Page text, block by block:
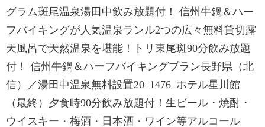
グラム斑尾温泉湯田中飲み放題付！ 信州牛鍋＆ハー
フバイキングが人気温泉ランル2つの広々無料貸切露
天風呂で天然温泉を堪能！トリ東尾斑90分飲み放題
付！ 信州牛鍋＆ハーフバイキングプラン長野県（北
信）／湯田中温泉無料設置20_1476_ホテル星川館
（最終）夕食時90分飲み放題付！生ビール・焼酎・
ウイスキー・梅酒・日本酒・ワイン等アルコール